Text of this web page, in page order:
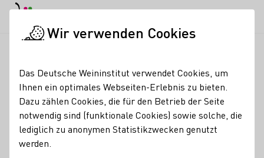
Glossareinträge
A B E
I
J
Wir verwenden Cookies
Das Deutsche Weininstitut verwendet Cookies, um
Ihnen ein optimales Webseiten-Erlebnis zu bieten.
Dazu zählen Cookies, die für den Betrieb der Seite
notwendig sind (funktionale Cookies) sowie solche, die
lediglich zu anonymen Statistikzwecken genutzt
werden.